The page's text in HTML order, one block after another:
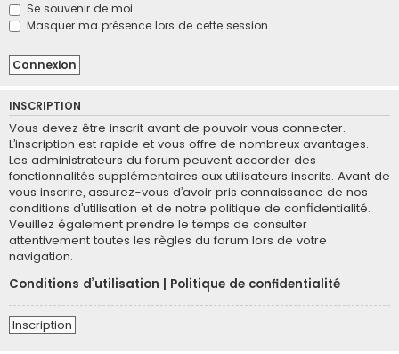
Se souvenir de moi
Masquer ma présence lors de cette session
INSCRIPTION
Vous devez être inscrit avant de pouvoir vous connecter.
L’inscription est rapide et vous offre de nombreux avantages.
Les administrateurs du forum peuvent accorder des
fonctionnalités supplémentaires aux utilisateurs inscrits. Avant de
vous inscrire, assurez-vous d’avoir pris connaissance de nos
conditions d’utilisation et de notre politique de confidentialité.
Veuillez également prendre le temps de consulter
attentivement toutes les règles du forum lors de votre
navigation.
Conditions d’utilisation
Politique de confidentialité
Inscription